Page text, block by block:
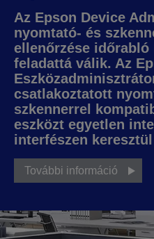
Az Epson Device
nyomtató- és
ellenőrzése időrabló
feladattá válik. Az
csatlakoztatott
szkennerrel
eszközt egyetlen
interfészen
További információ